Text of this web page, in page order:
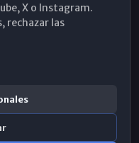
X o Instagram.
rechazar las